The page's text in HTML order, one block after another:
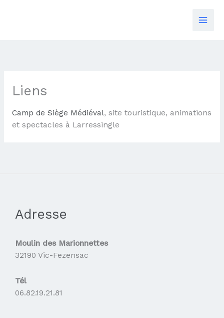
Liens
Camp de Siège Médiéval, site touristique, animations
et spectacles à Larressingle
Adresse
Moulin des Marionnettes
32190 Vic-Fezensac
Tél
06.82.19.21.81